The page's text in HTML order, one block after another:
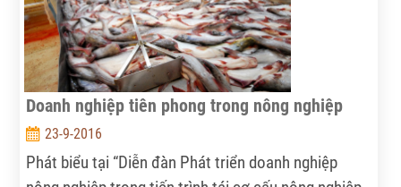
Doanh nghiệp tiên phong trong nông nghiệp
23-9-2016
Phát biểu tại “Diễn đàn Phát triển doanh nghiệp